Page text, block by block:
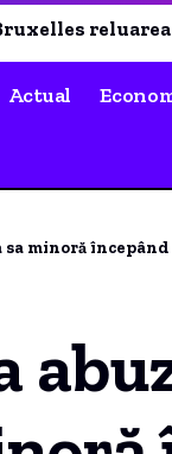
Actual
minoră